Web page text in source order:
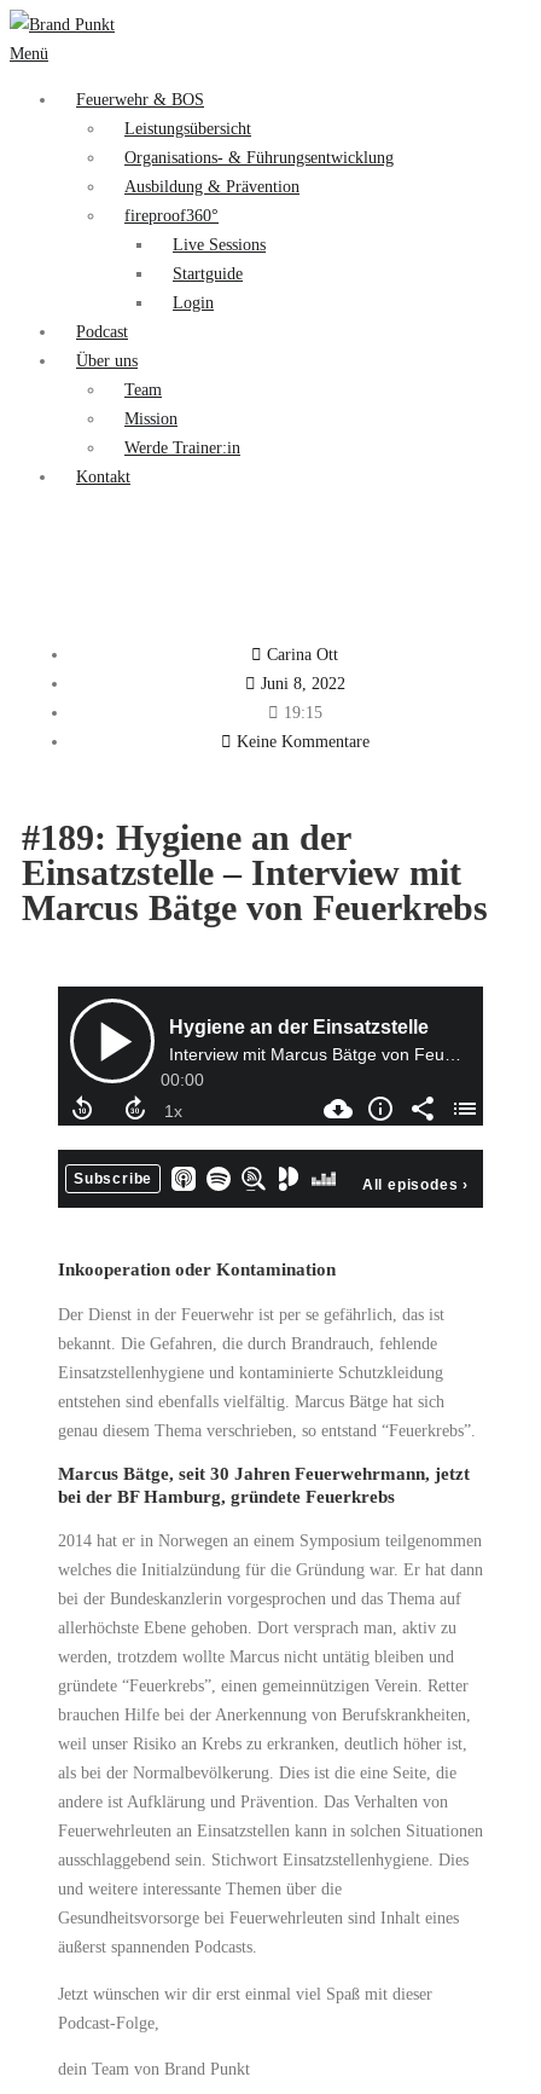
Menü
Feuerwehr & BOS
Leistungsübersicht
Organisations- & Führungsentwicklung
Ausbildung & Prävention
fireproof360°
Live Sessions
Startguide
Login
Podcast
Über uns
Team
Mission
Werde Trainer:in
Kontakt
Carina Ott
Juni 8, 2022
19:15
Keine Kommentare
#189: Hygiene an der
Einsatzstelle – Interview mit
Marcus Bätge von Feuerkrebs
Inkooperation oder Kontamination
Der Dienst in der Feuerwehr ist per se gefährlich, das ist
bekannt. Die Gefahren, die durch Brandrauch, fehlende
Einsatzstellenhygiene und kontaminierte Schutzkleidung
entstehen sind ebenfalls vielfältig. Marcus Bätge hat sich
genau diesem Thema verschrieben, so entstand “Feuerkrebs”.
Marcus Bätge, seit 30 Jahren Feuerwehrmann, jetzt
bei der BF Hamburg, gründete Feuerkrebs
2014 hat er in Norwegen an einem Symposium teilgenommen
welches die Initialzündung für die Gründung war. Er hat dann
bei der Bundeskanzlerin vorgesprochen und das Thema auf
allerhöchste Ebene gehoben. Dort versprach man, aktiv zu
werden, trotzdem wollte Marcus nicht untätig bleiben und
gründete “Feuerkrebs”, einen gemeinnützigen Verein. Retter
brauchen Hilfe bei der Anerkennung von Berufskrankheiten,
weil unser Risiko an Krebs zu erkranken, deutlich höher ist,
als bei der Normalbevölkerung. Dies ist die eine Seite, die
andere ist Aufklärung und Prävention. Das Verhalten von
Feuerwehrleuten an Einsatzstellen kann in solchen Situationen
ausschlaggebend sein. Stichwort Einsatzstellenhygiene. Dies
und weitere interessante Themen über die
Gesundheitsvorsorge bei Feuerwehrleuten sind Inhalt eines
äußerst spannenden Podcasts.
Jetzt wünschen wir dir erst einmal viel Spaß mit dieser
Podcast-Folge,
dein Team von Brand Punkt